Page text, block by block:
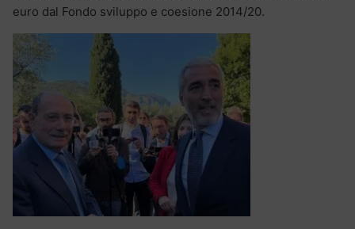
euro dal Fondo sviluppo e coesione 2014/20.